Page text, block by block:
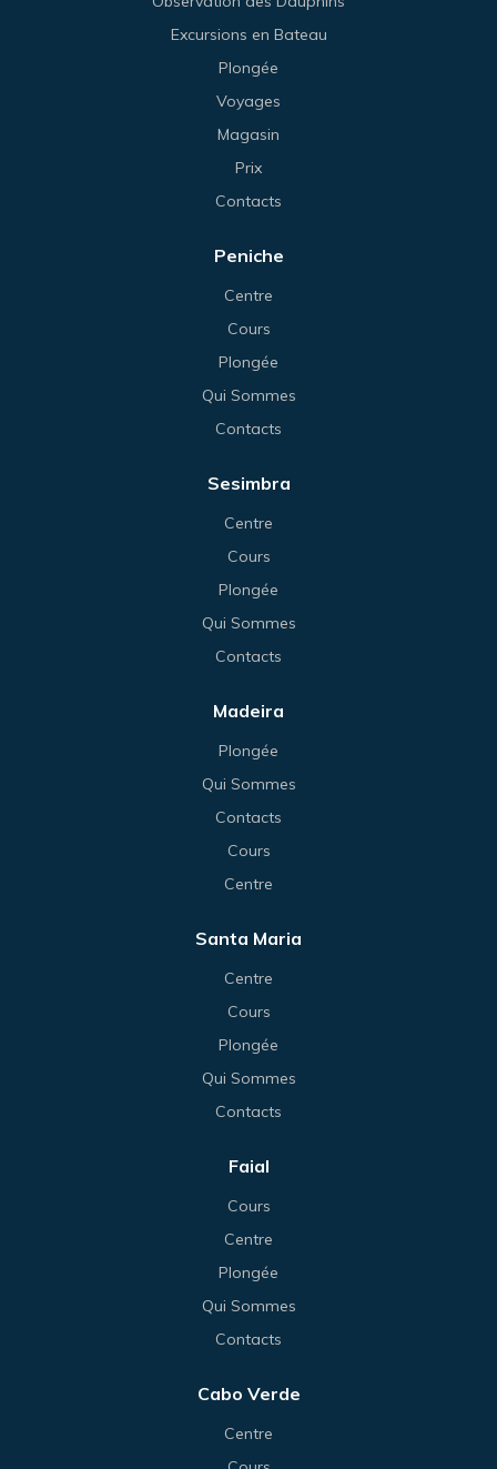
Excursions en Bateau
Plongée
Voyages
Magasin
Prix
Contacts
Peniche
Centre
Cours
Plongée
Qui Sommes
Contacts
Sesimbra
Centre
Cours
Plongée
Qui Sommes
Contacts
Madeira
Plongée
Qui Sommes
Contacts
Cours
Centre
Santa Maria
Centre
Cours
Plongée
Qui Sommes
Contacts
Faial
Cours
Centre
Plongée
Qui Sommes
Contacts
Cabo Verde
Centre